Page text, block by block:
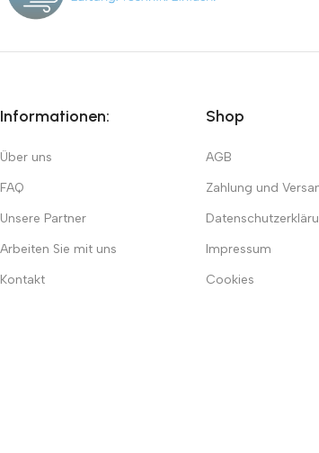
Informationen:
Über uns
FAQ
Unsere Partner
Arbeiten Sie mit uns
Kontakt
Shop
AGB
Zahlung und
Impressum
Cookies